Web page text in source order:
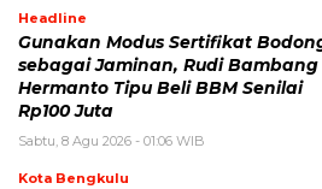
Headline
Gunakan Modus Sertifikat
sebagai Jaminan, Rudi Bambang
Hermanto Tipu Beli BBM Senilai
Rp100 Juta
Sabtu, 8 Agu 2026 - 01:06 WIB
Kota Bengkulu